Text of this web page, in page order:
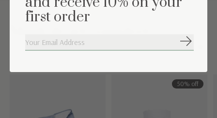
50% off
first order
Abonneer